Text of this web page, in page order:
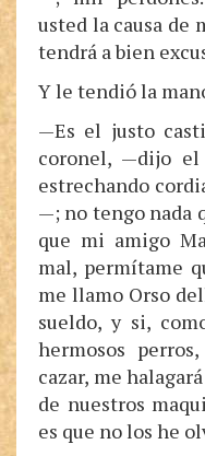
usted la causa de
tendrá a bien
Y le tendió la
—Es el justo
coronel, —dijo
estrechando
—; no tengo nada
que mi amigo
mal, permítame
me llamo Orso
sueldo, y si,
hermosos
cazar, me
de nuestros
es que no los he